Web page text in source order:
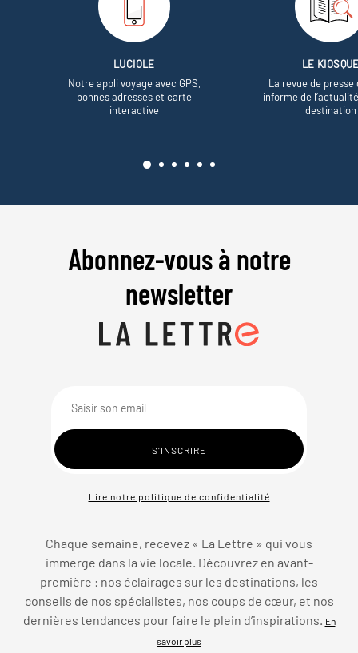
LUCIOLE
Notre appli voyage avec GPS,
bonnes adresses et carte
interactive
LE
La revue de presse
informe de
destination
Abonnez-vous à notre
newsletter
Lire notre politique de confidentialité
Chaque semaine, recevez « La Lettre » qui vous
immerge dans la vie locale. Découvrez en avant-
première : nos éclairages sur les destinations, les
conseils de nos spécialistes, nos coups de cœur, et nos
dernières tendances pour faire le plein d’inspirations.
En
savoir plus